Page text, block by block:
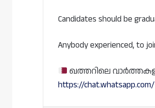
Candidates should be
Anybody experienced, to
ഖത്തറിലെ
https://chat.whatsapp.com/